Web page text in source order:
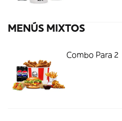
MENÚS MIXTOS
Combo Para 2